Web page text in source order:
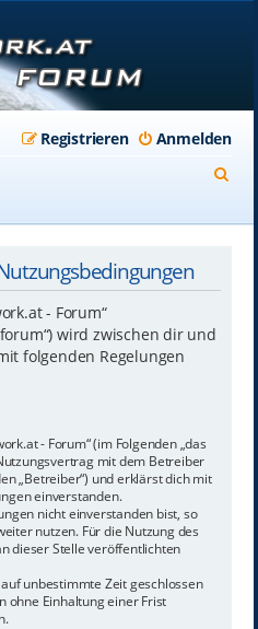
Anmelden
Registrieren
- Forum“
wird zwischen dir und
folgenden Regelungen
- Forum“ (im Folgenden „das
mit dem Betreiber
„Betreiber“) und erklärst dich mit
einverstanden.
nicht einverstanden bist, so
nutzen. Für die Nutzung des
dieser Stelle veröffentlichten
unbestimmte Zeit geschlossen
ohne Einhaltung einer Frist